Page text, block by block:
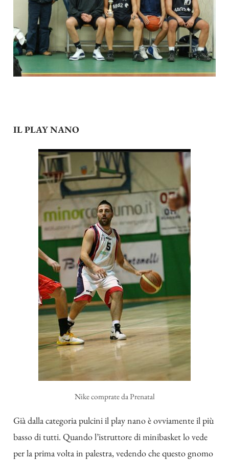
IL PLAY NANO
Nike comprate da Prenatal
Già dalla categoria pulcini il play nano è ovviamente il più
basso di tutti. Quando l’istruttore di minibasket lo vede
per la prima volta in palestra, vedendo che questo gnomo